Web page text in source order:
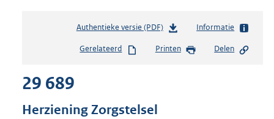
Authentieke versie (PDF)b
s
Informatie
Gerelateerd Printen Delen
29 689
Herziening Zorgstelsel